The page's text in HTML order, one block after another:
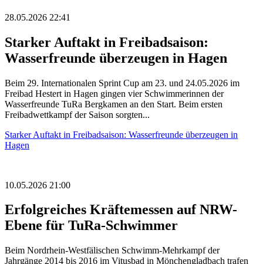
28.05.2026 22:41
Starker Auftakt in Freibadsaison:
Wasserfreunde überzeugen in Hagen
Beim 29. Internationalen Sprint Cup am 23. und 24.05.2026 im
Freibad Hestert in Hagen gingen vier Schwimmerinnen der
Wasserfreunde TuRa Bergkamen an den Start. Beim ersten
Freibadwettkampf der Saison sorgten...
Starker Auftakt in Freibadsaison: Wasserfreunde überzeugen in
Hagen
10.05.2026 21:00
Erfolgreiches Kräftemessen auf NRW-
Ebene für TuRa-Schwimmer
Beim Nordrhein-Westfälischen Schwimm-Mehrkampf der
Jahrgänge 2014 bis 2016 im Vitusbad in Mönchengladbach trafen